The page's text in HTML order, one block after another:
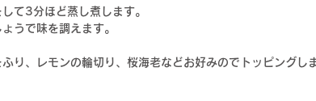
て3分ほど蒸し煮します。
うで味を調えます。
り、レモンの輪切り、桜海老などお好みのでトッピングし